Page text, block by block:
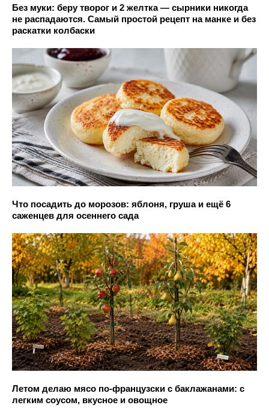
Без муки: беру творог и 2 желтка — сырники никогда
не распадаются. Самый простой рецепт на манке и без
раскатки колбаски
Что посадить до морозов: яблоня, груша и ещё 6
саженцев для осеннего сада
Летом делаю мясо по-французски с баклажанами: с
легким соусом, вкусное и овощное